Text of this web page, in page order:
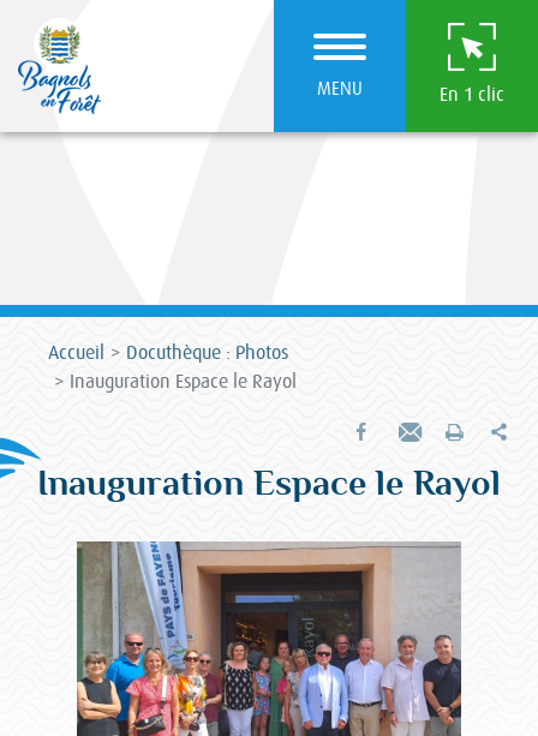
MENU En 1 clic
Accueil
Docuthèque : Photos
Inauguration Espace le Rayol
Partager sur Facebook
Envoyer par e-mail
Imprimer
Inauguration Espace le Rayol